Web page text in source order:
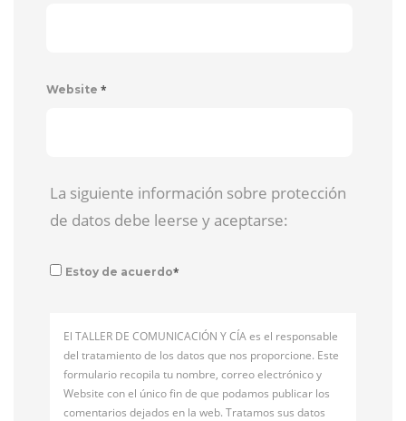
Website *
La siguiente información sobre protección
de datos debe leerse y aceptarse:
Estoy de acuerdo*
El TALLER DE COMUNICACIÓN Y CÍA es el responsable
del tratamiento de los datos que nos proporcione. Este
formulario recopila tu nombre, correo electrónico y
Website con el único fin de que podamos publicar los
comentarios dejados en la web. Tratamos sus datos